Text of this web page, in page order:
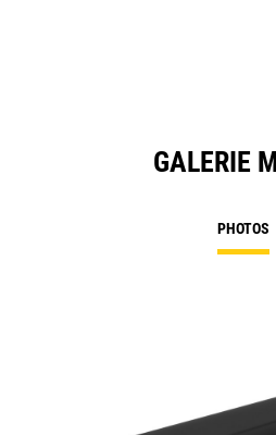
GALERIE
PHOTOS